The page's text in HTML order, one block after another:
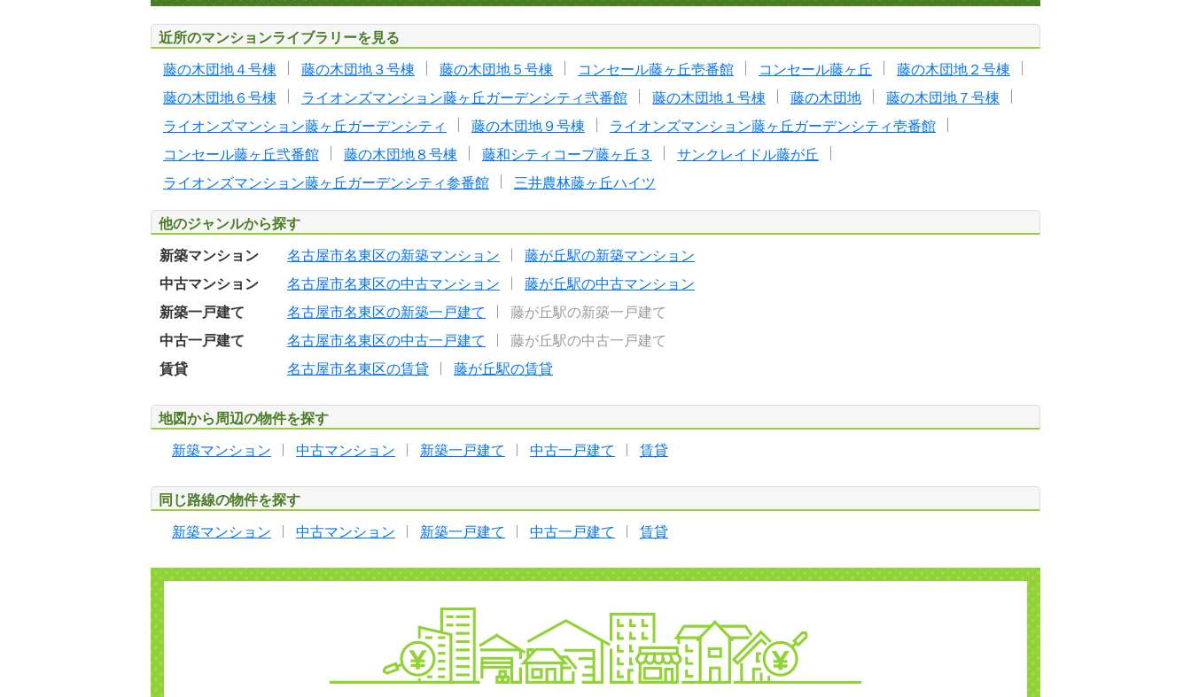
近所のマンションライブラリーを見る
藤の木団地４号棟 藤の木団地３号棟 藤の木団地５号棟 コンセール藤ヶ丘壱番館 コンセール藤ヶ丘
藤の木団地２号棟
藤の木団地６号棟
ライオンズマンション藤ヶ丘ガーデンシティ弐番館 藤の木団地１号棟 藤の木団地
藤の木団地７号棟
ライオンズマンション藤ヶ丘ガーデンシティ
藤の木団地９号棟
ライオンズマンション藤ヶ丘ガーデンシティ壱番館
コンセール藤ヶ丘弐番館
藤の木団地８号棟 藤和シティコープ藤ヶ丘３
サンクレイドル藤が丘
ライオンズマンション藤ヶ丘ガーデンシティ参番館
三井農林藤ヶ丘ハイツ
他のジャンルから探す
新築マンション 名古屋市名東区の新築マンション
藤が丘駅の新築マンション
中古マンション
名古屋市名東区の中古マンション
藤が丘駅の中古マンション
新築一戸建て
名古屋市名東区の新築一戸建て
藤が丘駅の新築一戸建て
中古一戸建て
名古屋市名東区の中古一戸建て
藤が丘駅の中古一戸建て
賃貸
名古屋市名東区の賃貸 藤が丘駅の賃貸
地図から周辺の物件を探す
新築マンション 中古マンション 新築一戸建て 中古一戸建て 賃貸
同じ路線の物件を探す
新築マンション 中古マンション 新築一戸建て 中古一戸建て 賃貸